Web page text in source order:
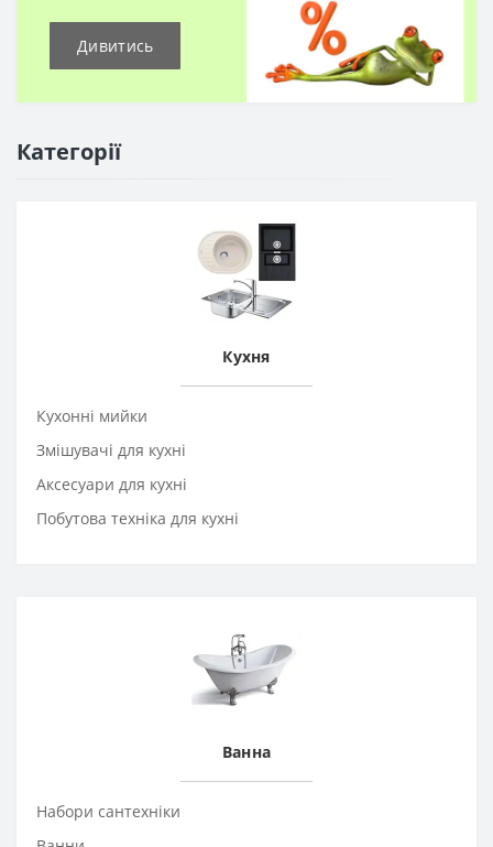
Дивитись
Категорії
Кухня
Кухонні мийки
Змішувачі для кухні
Аксесуари для кухні
Побутова техніка для кухні
Ванна
Набори сантехніки